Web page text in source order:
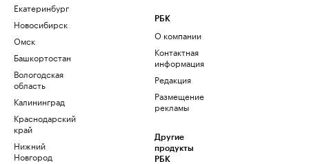
Екатеринбург
Новосибирск
Омск
Башкортостан
Вологодская
область
Калининград
Краснодарский
край
Нижний
Новгород
РБК
О компании
Контактная
информация
Редакция
Размещение
рекламы
Другие
продукты
РБК